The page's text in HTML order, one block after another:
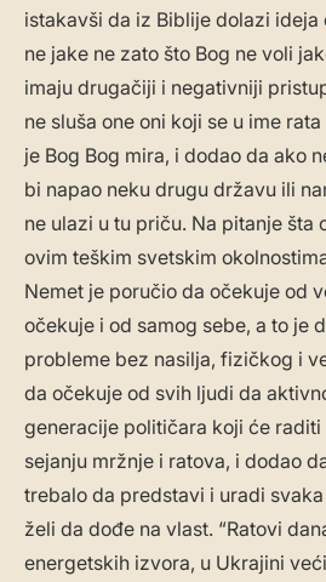
istakavši da iz Biblije dolazi ideja
ne jake ne zato što Bog ne voli
imaju drugačiji i negativniji
ne sluša one oni koji se u ime
je Bog Bog mira, i dodao da ako
bi napao neku drugu državu ili
ne ulazi u tu priču. Na pitanje šta
ovim teškim svetskim
Nemet je poručio da očekuje od
očekuje i od samog sebe, a to je
probleme bez nasilja, fizičkog i
da očekuje od svih ljudi da
generacije političara koji će raditi
sejanju mržnje i ratova, i dodao
trebalo da predstavi i uradi
želi da dođe na vlast. “Ratovi
energetskih izvora, u Ukrajini